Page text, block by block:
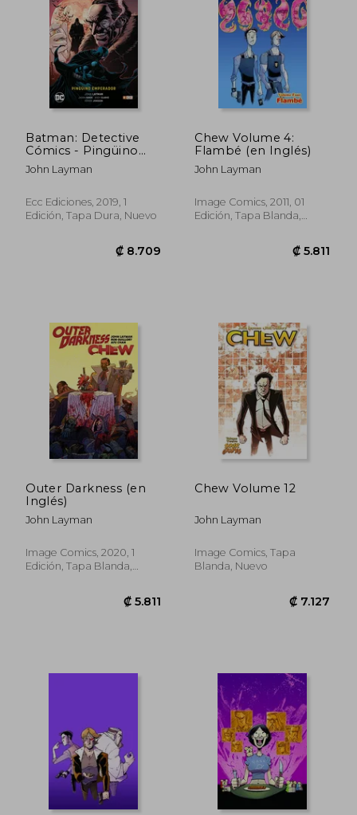
Batman: Detective
Cómics - Pingüino
Emperador
John Layman
Ecc Ediciones, 2019, 1
Edición, Tapa Dura, Nuevo
₡ 8.709
Chew Volume 4:
Flambé (en Inglés)
John Layman
Image Comics, 2011, 01
Edición, Tapa Blanda,
Outer Darkness (en
Inglés)
John Layman
Image Comics, 2020, 1
Edición, Tapa Blanda,
Chew Volume 12
John Layman
Image Comics, Tapa
Blanda, Nuevo